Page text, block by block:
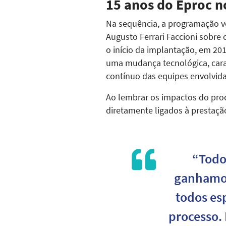
15 anos do Eproc
Na sequência, a programação
Augusto Ferrari Faccioni sobre
o início da implantação, em
uma mudança tecnológica,
contínuo das equipes
Ao lembrar os impactos do
diretamente ligados à
todos